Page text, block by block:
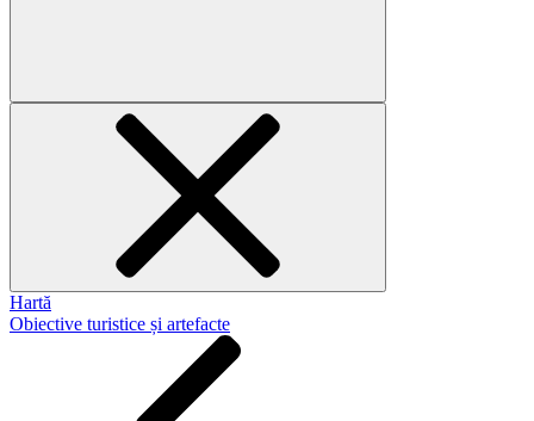
Hartă
Obiective turistice și artefacte